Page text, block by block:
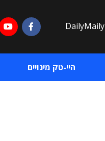
DailyMaily
היי-טק מינויים